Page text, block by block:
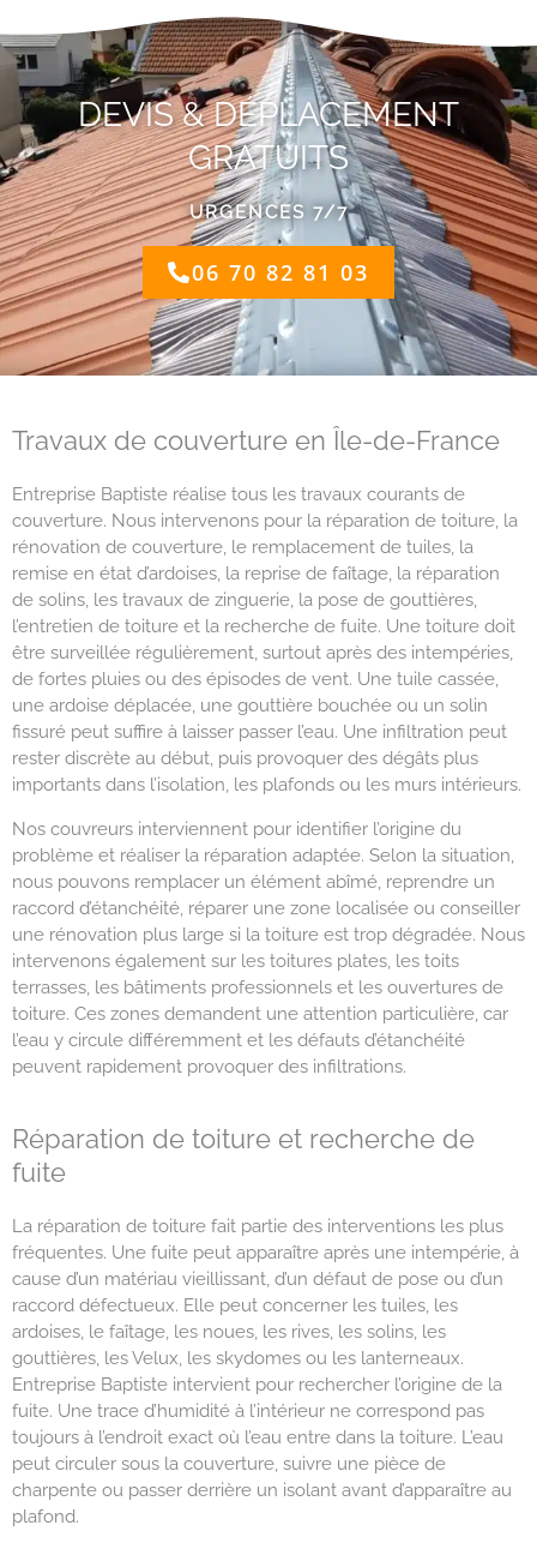
DEVIS & DÉPLACEMENT
GRATUITS
URGENCES 7/7
06 70 82 81 03
Travaux de couverture en Île-de-France
Entreprise Baptiste réalise tous les travaux courants de
couverture. Nous intervenons pour la réparation de toiture, la
rénovation de couverture, le remplacement de tuiles, la
remise en état d’ardoises, la reprise de faîtage, la réparation
de solins, les travaux de zinguerie, la pose de gouttières,
l’entretien de toiture et la recherche de fuite. Une toiture doit
être surveillée régulièrement, surtout après des intempéries,
de fortes pluies ou des épisodes de vent. Une tuile cassée,
une ardoise déplacée, une gouttière bouchée ou un solin
fissuré peut suffire à laisser passer l’eau. Une infiltration peut
rester discrète au début, puis provoquer des dégâts plus
importants dans l’isolation, les plafonds ou les murs intérieurs.
Nos couvreurs interviennent pour identifier l’origine du
problème et réaliser la réparation adaptée. Selon la situation,
nous pouvons remplacer un élément abîmé, reprendre un
raccord d’étanchéité, réparer une zone localisée ou conseiller
une rénovation plus large si la toiture est trop dégradée. Nous
intervenons également sur les toitures plates, les toits
terrasses, les bâtiments professionnels et les ouvertures de
toiture. Ces zones demandent une attention particulière, car
l’eau y circule différemment et les défauts d’étanchéité
peuvent rapidement provoquer des infiltrations.
Réparation de toiture et recherche de
fuite
La réparation de toiture fait partie des interventions les plus
fréquentes. Une fuite peut apparaître après une intempérie, à
cause d’un matériau vieillissant, d’un défaut de pose ou d’un
raccord défectueux. Elle peut concerner les tuiles, les
ardoises, le faîtage, les noues, les rives, les solins, les
gouttières, les Velux, les skydomes ou les lanterneaux.
Entreprise Baptiste intervient pour rechercher l’origine de la
fuite. Une trace d’humidité à l’intérieur ne correspond pas
toujours à l’endroit exact où l’eau entre dans la toiture. L’eau
peut circuler sous la couverture, suivre une pièce de
charpente ou passer derrière un isolant avant d’apparaître au
plafond.